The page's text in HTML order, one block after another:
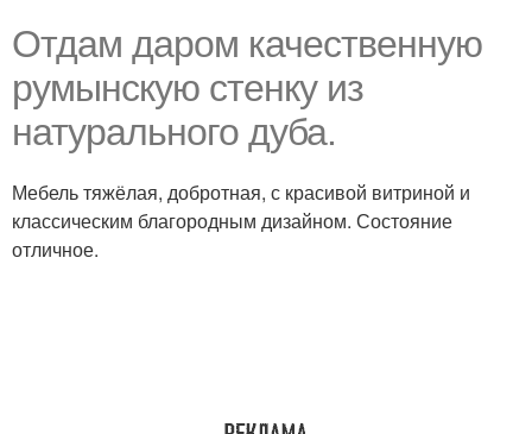
Отдам даром качественную
румынскую стенку из
натурального дуба.
Мебель тяжёлая, добротная, с красивой витриной и
классическим благородным дизайном. Состояние
отличное.